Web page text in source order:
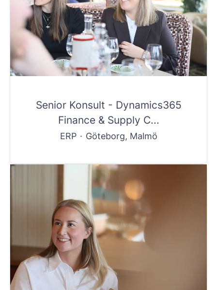
Senior Konsult - Dynamics365
Finance & Supply C...
ERP · Göteborg, Malmö